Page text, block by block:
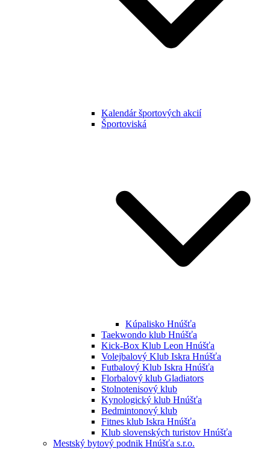
Kalendár športových akcií
Športoviská
Kúpalisko Hnúšťa
Taekwondo klub Hnúšťa
Kick-Box Klub Leon Hnúšťa
Volejbalový Klub Iskra Hnúšťa
Futbalový Klub Iskra Hnúšťa
Florbalový klub Gladiators
Stolnotenisový klub
Kynologický klub Hnúšťa
Bedmintonový klub
Fitnes klub Iskra Hnúšťa
Klub slovenských turistov Hnúšťa
Mestský bytový podnik Hnúšťa s.r.o.